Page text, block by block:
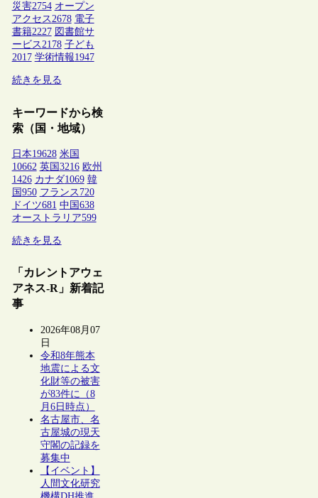
災害2754 オープン
アクセス2678 電子
書籍2227 図書館サ
ービス2178 子ども
2017 学術情報1947
続きを見る
キーワードから検
索（国・地域）
日本19628 米国
10662 英国 3216 欧州
1426 カナダ1069 韓
国 950 フランス 720
ドイツ681 中国 638
オーストラリア599
続きを見る
「カレントアウェ
アネス-R」新着記
事
2026年08月07
日
令和8年熊本
地震による文
化財等の被害
が83件に（8
月6日時点）
名古屋市、名
古屋城の現天
守閣の記録を
募集中
【イベント】
人間文化研究
機構DH推進